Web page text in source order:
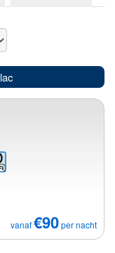
vanaf€90per nacht